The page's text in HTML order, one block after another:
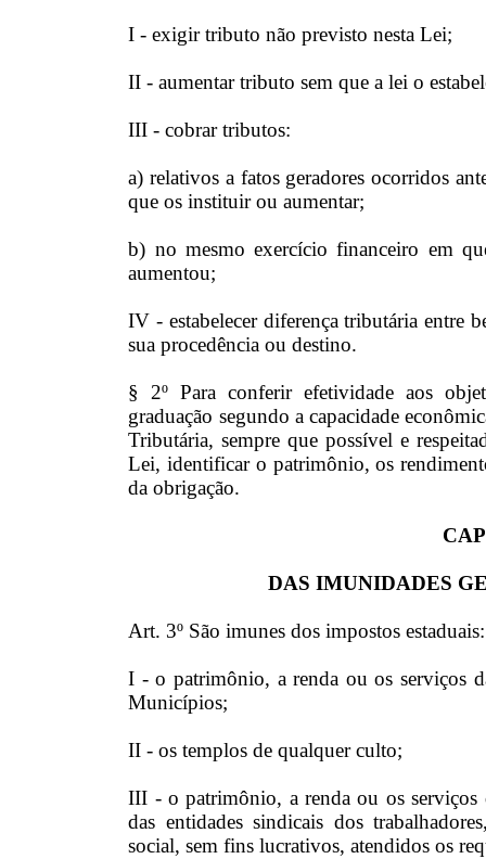
I - exigir tributo não previsto nesta Lei;
II - aumentar tributo sem que a lei o
III - cobrar tributos:
a) relativos a fatos geradores ocorridos
que os instituir ou aumentar;
b) no mesmo exercício financeiro em
aumentou;
IV - estabelecer diferença tributária entre
sua procedência ou destino.
§ 2º Para conferir efetividade aos
graduação segundo a capacidade
Tributária, sempre que possível e
Lei, identificar o patrimônio, os
da obrigação.
DAS IMUNIDADES
Art. 3º São imunes dos impostos estaduais:
I - o patrimônio, a renda ou os serviços
Municípios;
II - os templos de qualquer culto;
III - o patrimônio, a renda ou os serviços
das entidades sindicais dos
social, sem fins lucrativos, atendidos os